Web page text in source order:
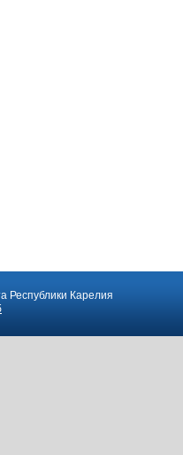
Республики Карелия